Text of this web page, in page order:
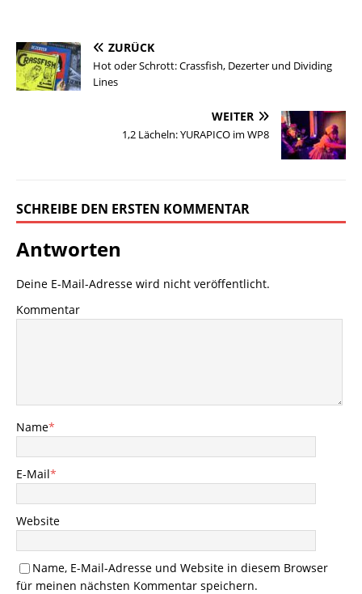
ZURÜCK
Hot oder Schrott: Crassfish, Dezerter und Dividing
Lines
WEITER
1,2 Lächeln: YURAPICO im WP8
SCHREIBE DEN ERSTEN KOMMENTAR
Antworten
Deine E-Mail-Adresse wird nicht veröffentlicht.
Kommentar
Name*
E-Mail*
Website
Name, E-Mail-Adresse und Website in diesem Browser
für meinen nächsten Kommentar speichern.